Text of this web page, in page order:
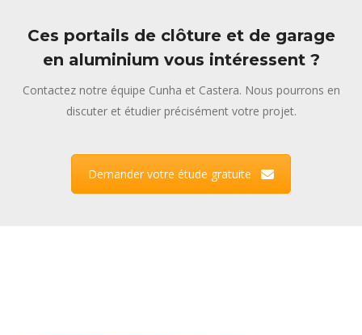
Ces portails de clôture et de garage
en aluminium vous intéressent ?
Contactez notre équipe Cunha et Castera. Nous pourrons en
discuter et étudier précisément votre projet.
Demander votre étude gratuite